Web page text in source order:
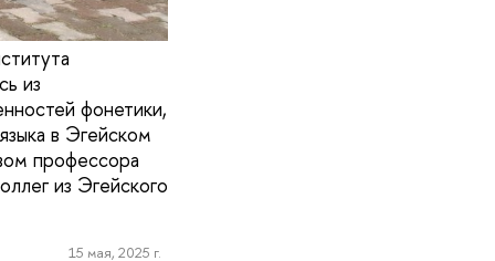
из
фонетики,
в Эгейском
профессора
из Эгейского
15 мая, 2025 г.